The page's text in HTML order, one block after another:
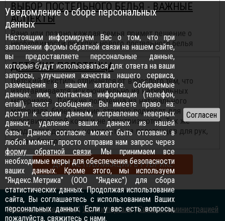
ВЫБОР ПОСТЕЛЬНОГО БЕЛЬЯ - ВАЖНЫЕ
АСПЕКТЫ
Рано или поздно каждая семья примет решение о
необходимости покупки нового постельного белья
ДЕТСКИЕ ПОЛОТЕНЦА
Детский текстиль отличается от взрослого тем, что
изготавливается исключительно из натуральных
материалов. Детские полотенца из натурального
материала, более мягкие, отлично подходят для
чувствительной кожи и не электризуются. Так же
продаются детские комплекты из полотенцев для рук,
лица и банное.
ДРУГИЕ ПУБЛИКАЦИИ В РУБРИКЕ
Правила размещения| Услуги портала|Связь с администрацией
Уведомление о сборе персональных
данных
Настоящим информируем Вас о том, что при
заполнении формы обратной связи на нашем сайте,
вы предоставляете персональные данные,
которые будут использоваться для: ответа на ваши
запросы, улучшения качества нашего сервиса,
размещения в нашем каталоге. Собираемые
данные: имя, контактная информация (телефон,
email), текст сообщения. Вы имеете право на:
доступ к своим данным, исправление неверных
данных, удаление ваших данных из нашей
базы. Данное согласие может быть отозвано в
любой момент, просто отправив нам запрос через
форму обратной связи. Мы принимаем все
необходимые меры для обеспечения безопасности
ваших данных. Кроме этого, мы используем
"Яндекс.Метрика" (ООО "Яндекс") для сбора
статистических данных. Продолжая использование
сайта, Вы соглашаетесь с использованием Ваших
персональных данных. Если у вас есть вопросы,
пожалуйста, свяжитесь с нами.